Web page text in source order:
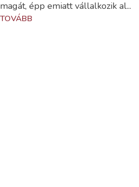
magát, épp emiatt vállalkozik al...
TOVÁBB